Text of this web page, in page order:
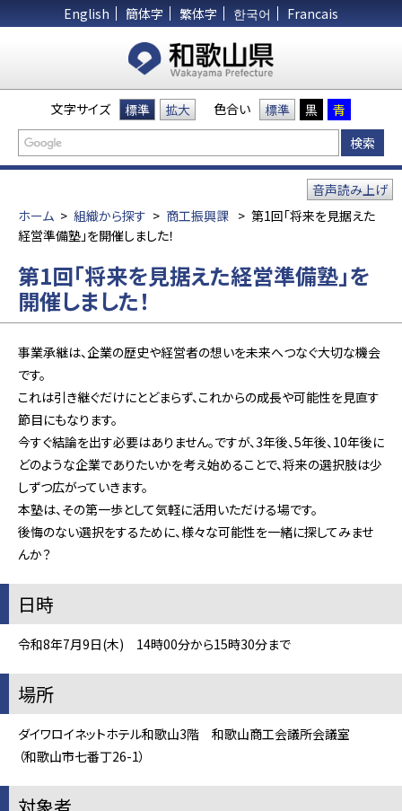
English 簡体字 繁体字 한국어 Francais
文字サイズ 標準 拡大 色合い 標準 黒 青
ホーム > 組織から探す > 商工振興課 > 第1回「将来を見据えた
経営準備塾」を開催しました！
音声読み上げ
第1回「将来を見据えた経営準備塾」を
開催しました！
事業承継は、企業の歴史や経営者の想いを未来へつなぐ大切な機会
です。
これは引き継ぐだけにとどまらず、これからの成長や可能性を見直す
節目にもなります。
今すぐ結論を出す必要はありません。ですが、3年後、5年後、10年後に
どのような企業でありたいかを考え始めることで、将来の選択肢は少
しずつ広がっていきます。
本塾は、その第一歩として気軽に活用いただける場です。
後悔のない選択をするために、様々な可能性を一緒に探してみませ
んか？
日時
令和8年7月9日(木) 14時00分から15時30分まで
場所
ダイワロイネットホテル和歌山3階 和歌山商工会議所会議室
（和歌山市七番丁26-1）